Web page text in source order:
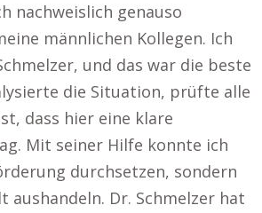
nachweislich genauso
männlichen Kollegen. Ich
und das war die beste
die Situation, prüfte alle
dass hier eine klare
Mit seiner Hilfe konnte ich
durchsetzen, sondern
aushandeln. Dr. Schmelzer hat